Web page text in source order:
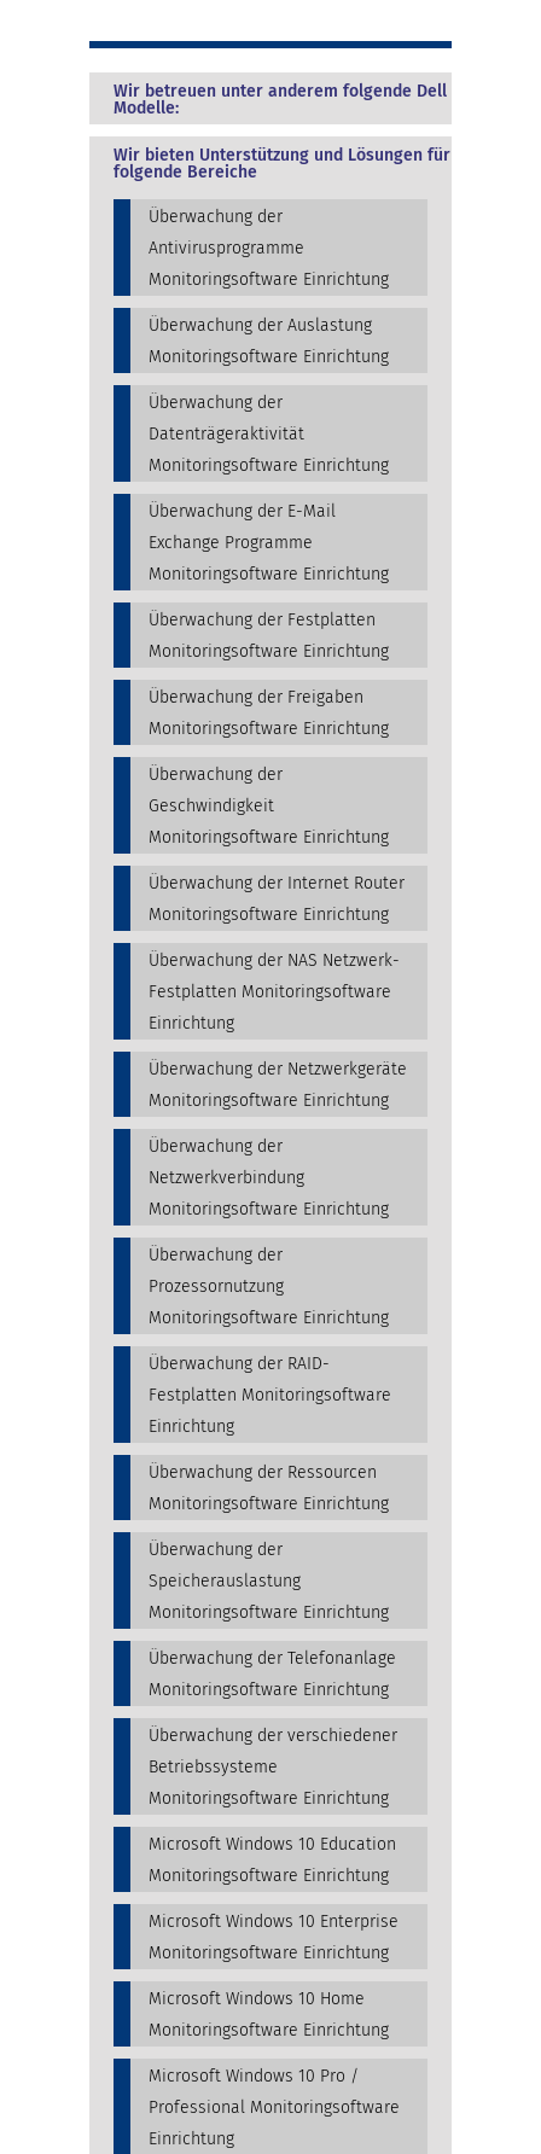
Wir betreuen unter anderem folgende Dell
Modelle:
Wir bieten Unterstützung und Lösungen für
folgende Bereiche
Überwachung der
Antivirusprogramme
Monitoringsoftware Einrichtung
Überwachung der Auslastung
Monitoringsoftware Einrichtung
Überwachung der
Datenträgeraktivität
Monitoringsoftware Einrichtung
Überwachung der E-Mail
Exchange Programme
Monitoringsoftware Einrichtung
Überwachung der Festplatten
Monitoringsoftware Einrichtung
Überwachung der Freigaben
Monitoringsoftware Einrichtung
Überwachung der
Geschwindigkeit
Monitoringsoftware Einrichtung
Überwachung der Internet Router
Monitoringsoftware Einrichtung
Überwachung der NAS Netzwerk-
Festplatten Monitoringsoftware
Einrichtung
Überwachung der Netzwerkgeräte
Monitoringsoftware Einrichtung
Überwachung der
Netzwerkverbindung
Monitoringsoftware Einrichtung
Überwachung der
Prozessornutzung
Monitoringsoftware Einrichtung
Überwachung der RAID-
Festplatten Monitoringsoftware
Einrichtung
Überwachung der Ressourcen
Monitoringsoftware Einrichtung
Überwachung der
Speicherauslastung
Monitoringsoftware Einrichtung
Überwachung der Telefonanlage
Monitoringsoftware Einrichtung
Überwachung der verschiedener
Betriebssysteme
Monitoringsoftware Einrichtung
Microsoft Windows 10 Education
Monitoringsoftware Einrichtung
Microsoft Windows 10 Enterprise
Monitoringsoftware Einrichtung
Microsoft Windows 10 Home
Monitoringsoftware Einrichtung
Microsoft Windows 10 Pro /
Professional Monitoringsoftware
Einrichtung